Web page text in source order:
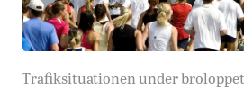
Trafiksituationen under broloppet